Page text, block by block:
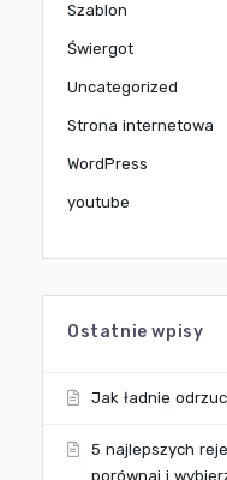
Szablon
Świergot
Uncategorized
Strona internetowa
WordPress
youtube
Ostatnie wpisy
Jak ładnie
5 najlepszych
porównaj i